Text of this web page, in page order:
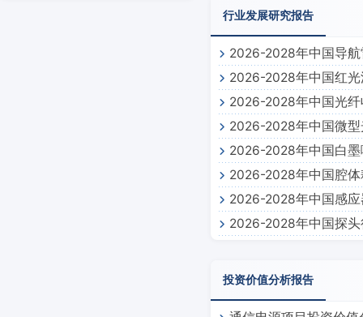
行业发展研究报告
2026-2028年中国导
2026-2028年中国红
2026-2028年中国光
2026-2028年中国微
2026-2028年中国白
2026-2028年中国腔
2026-2028年中国感
2026-2028年中国探
投资价值分析报告